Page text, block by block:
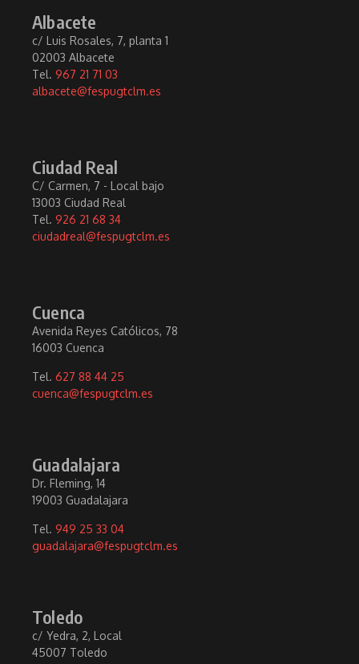
Albacete
c/ Luis Rosales, 7, planta 1
02003 Albacete
Tel. 967 21 71 03
albacete@fespugtclm.es
Ciudad Real
C/ Carmen, 7 - Local bajo
13003 Ciudad Real
Tel. 926 21 68 34
ciudadreal@fespugtclm.es
Cuenca
Avenida Reyes Católicos, 78
16003 Cuenca
Tel. 627 88 44 25
cuenca@fespugtclm.es
Guadalajara
Dr. Fleming, 14
19003 Guadalajara
Tel. 949 25 33 04
guadalajara@fespugtclm.es
Toledo
c/ Yedra, 2, Local
45007 Toledo